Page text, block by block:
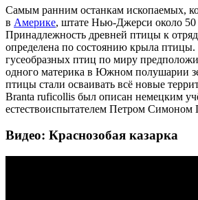
Самым ранним останкам ископаемых,
в Америке, штате Нью-Джерси около 50
Принадлежность древней птицы к
определена по состоянию крыла птицы.
гусеобразных птиц по миру
одного материка в Южном полушарии
птицы стали осваивать всё новые
Branta ruficollis был описан немецким
естествоиспытателем Петром Симоном
Видео: Краснозобая казарка